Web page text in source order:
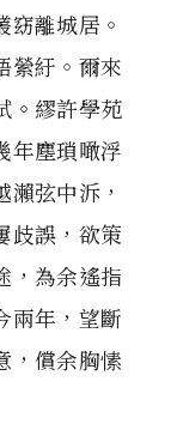
窈離城居。
縈紆。爾來
。繆許學苑
年塵瑣噉浮
弦中泝，
歧誤，欲策
，為余遙指
兩年，望斷
，償余胸愫